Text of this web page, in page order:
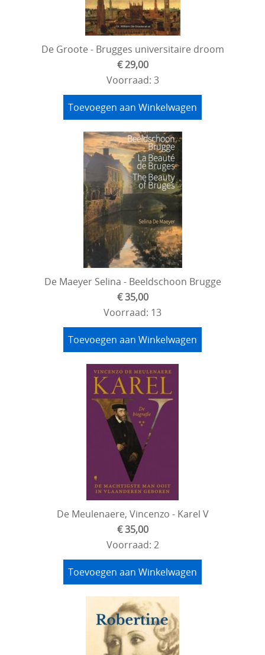
De Groote - Brugges universitaire droom
€ 29,00
Voorraad: 3
Toevoegen aan Winkelwagen
De Maeyer Selina - Beeldschoon Brugge
€ 35,00
Voorraad: 13
Toevoegen aan Winkelwagen
De Meulenaere, Vincenzo - Karel V
€ 35,00
Voorraad: 2
Toevoegen aan Winkelwagen